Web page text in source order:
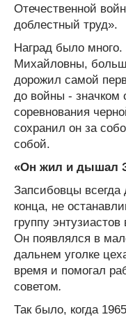
Отечественной
доблестный труд».
Наград было
Михайловны,
дорожил самой
до войны - значком
соревнования
сохранил он за
собой.
«Он жил и дышал
Запсибовцы всегда
конца, не
группу
Он появлялся в
дальнем уголке
время и помогал
советом.
Так было, когда